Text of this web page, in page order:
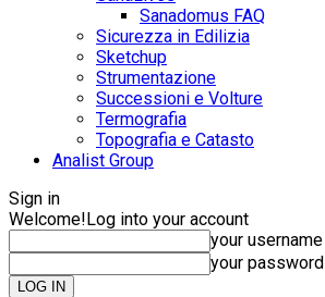
Sanadomus FAQ
Sicurezza in Edilizia
Sketchup
Strumentazione
Successioni e Volture
Termografia
Topografia e Catasto
Analist Group
Sign in
Welcome!Log into your account
your username
your password